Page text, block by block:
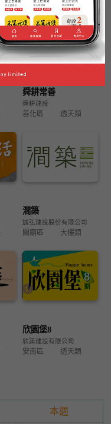
舜耕常善
舜耕建設
善化區 透天類
澗築
誠弘建設股份有限公司
關廟區 大樓類
欣園堡8
欣築建設有限公司
安南區 透天類
本週